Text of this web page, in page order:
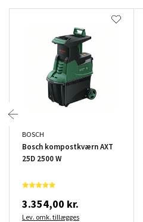
BOSCH
Bosch kompostkværn AXT
25D 2500 W
3.354,00 kr.
Lev. omk. tillægges